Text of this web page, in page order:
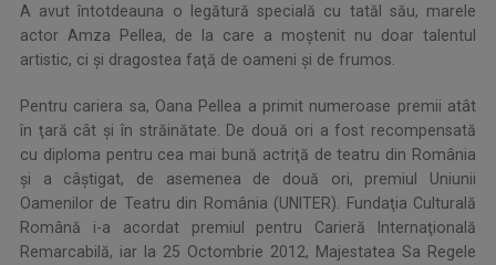
A avut întotdeauna o legătură specială cu tatăl său, marele
actor Amza Pellea, de la care a moştenit nu doar talentul
artistic, ci şi dragostea faţă de oameni şi de frumos.
Pentru cariera sa, Oana Pellea a primit numeroase premii atât
în ţară cât şi în străinătate. De două ori a fost recompensată
cu diploma pentru cea mai bună actriţă de teatru din România
şi a câştigat, de asemenea de două ori, premiul Uniunii
Oamenilor de Teatru din România (UNITER). Fundaţia Culturală
Română i-a acordat premiul pentru Carieră Internaţională
Remarcabilă, iar la 25 Octombrie 2012, Majestatea Sa Regele